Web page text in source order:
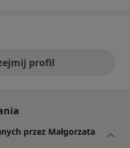
profil
przez Małgorzata